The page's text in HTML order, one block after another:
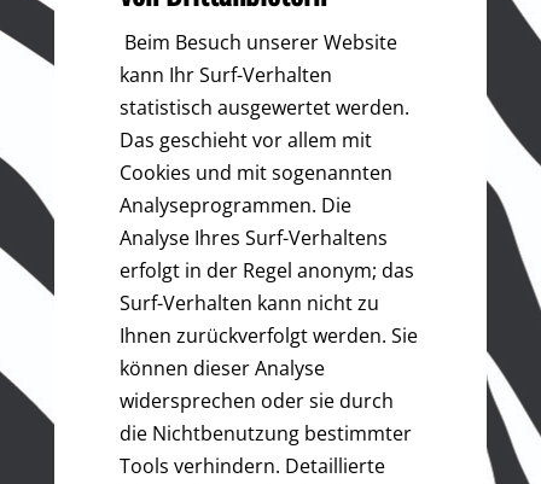
Beim Besuch unserer Website
kann Ihr Surf-Verhalten
statistisch ausgewertet werden.
Das geschieht vor allem mit
Cookies und mit sogenannten
Analyseprogrammen. Die
Analyse Ihres Surf-Verhaltens
erfolgt in der Regel anonym; das
Surf-Verhalten kann nicht zu
Ihnen zurückverfolgt werden. Sie
können dieser Analyse
widersprechen oder sie durch
die Nichtbenutzung bestimmter
Tools verhindern. Detaillierte